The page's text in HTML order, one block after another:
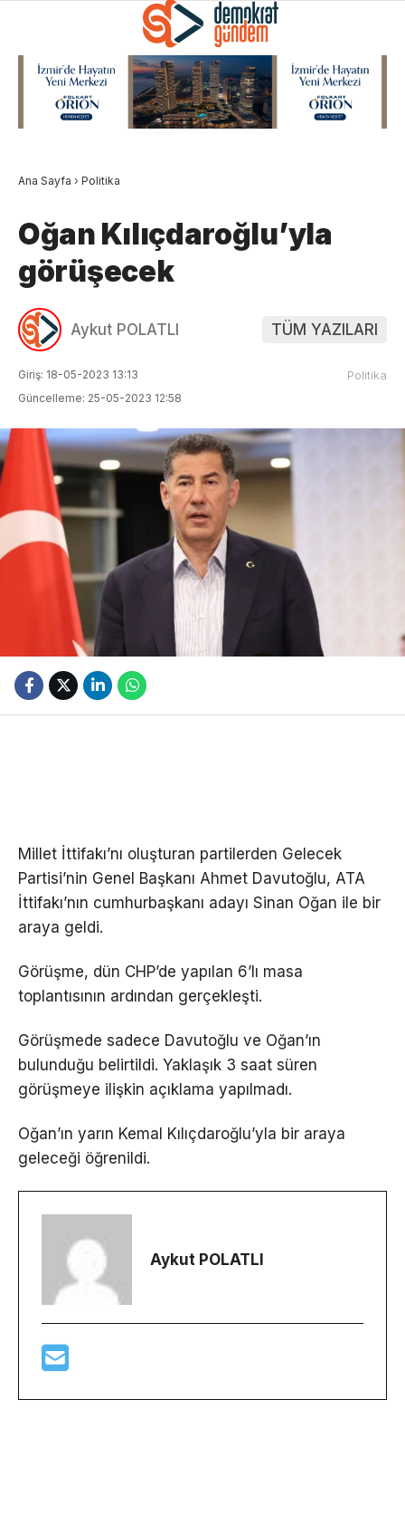
Ana Sayfa › Politika
Oğan Kılıçdaroğlu’yla
görüşecek
Aykut POLATLI TÜM YAZILARI
Giriş: 18-05-2023 13:13
Güncelleme: 25-05-2023 12:58
Politika
Millet İttifakı’nı oluşturan partilerden Gelecek
Partisi’nin Genel Başkanı Ahmet Davutoğlu, ATA
İttifakı’nın cumhurbaşkanı adayı Sinan Oğan ile bir
araya geldi.
Görüşme, dün CHP’de yapılan 6’lı masa
toplantısının ardından gerçekleşti.
Görüşmede sadece Davutoğlu ve Oğan’ın
bulunduğu belirtildi. Yaklaşık 3 saat süren
görüşmeye ilişkin açıklama yapılmadı.
Oğan’ın yarın Kemal Kılıçdaroğlu’yla bir araya
geleceği öğrenildi.
Aykut POLATLI